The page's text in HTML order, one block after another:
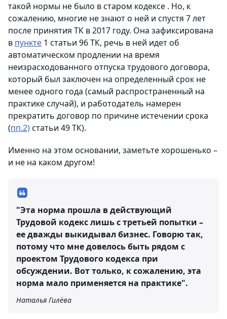
такой нормы не было в старом кодексе . Но, к
сожалению, многие не знают о ней и спустя 7 лет
после принятия ТК в 2017 году. Она зафиксирована
в пункте 1 статьи 96 ТК, речь в ней идет об
автоматическом продлении на время
неизрасходованного отпуска трудового договора,
который был заключен на определенный срок не
менее одного года (самый распространенный на
практике случай), и работодатель намерен
прекратить договор по причине истечении срока
(пп.2)статьи 49 ТК).
Именно на этом основании, заметьте хорошенько –
и не на каком другом!
"Эта норма прошла в действующий
Трудовой кодекс лишь с третьей попытки –
ее дважды выкидывал бизнес. Говорю так,
потому что мне довелось быть рядом с
проектом Трудового кодекса при
обсуждении. Вот только, к сожалению, эта
норма мало применяется на практике".
Наталья Гилёва